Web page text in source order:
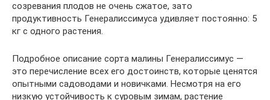
созревания плодов не очень сжатое, зато
продуктивность Генералиссимуса удивляет постоянно: 5
кг с одного растения.
Подробное описание сорта малины Генералиссимус —
это перечисление всех его достоинств, которые ценятся
опытными садоводами и новичками. Несмотря на его
низкую устойчивость к суровым зимам, растение